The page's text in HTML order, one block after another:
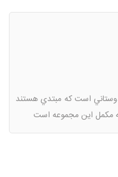
دوستاني است كه مبتدي هستند
مكمل اين مجموعه است